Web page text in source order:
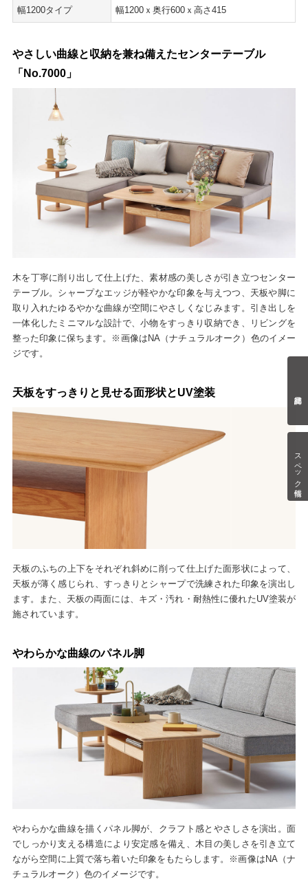
スペック情報
幅1200タイプ 幅1200ｘ奥行600ｘ高さ415
やさしい曲線と収納を兼ね備えたセンターテーブル
「No.7000」
木を丁寧に削り出して仕上げた、素材感の美しさが引き立つセンター
テーブル。シャープなエッジが軽やかな印象を与えつつ、天板や脚に
取り入れたゆるやかな曲線が空間にやさしくなじみます。引き出しを
一体化したミニマルな設計で、小物をすっきり収納でき、リビングを
整った印象に保ちます。※画像はNA（ナチュラルオーク）色のイメー
ジです。
天板をすっきりと見せる面形状とUV塗装
天板のふちの上下をそれぞれ斜めに削って仕上げた面形状によって、
天板が薄く感じられ、すっきりとシャープで洗練された印象を演出し
ます。また、天板の両面には、キズ・汚れ・耐熱性に優れたUV塗装が
施されています。
やわらかな曲線のパネル脚
やわらかな曲線を描くパネル脚が、クラフト感とやさしさを演出。面
でしっかり支える構造により安定感を備え、木目の美しさを引き立て
ながら空間に上質で落ち着いた印象をもたらします。※画像はNA（ナ
チュラルオーク）色のイメージです。